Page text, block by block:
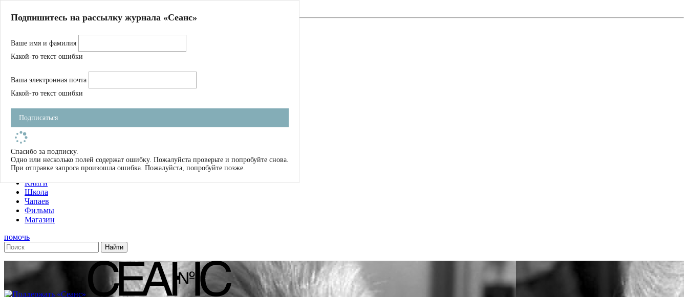
Магазин
Журнал
Школа
Устав
Фильмы
Имена
Тэги
О нас
Журнал
Книги
Школа
Чапаев
Фильмы
Магазин
помочь
Подпишитесь на рассылку журнала «Сеанс»
Ваше имя и фамилия
Какой-то текст ошибки
Ваша электронная почта
Какой-то текст ошибки
Подписаться
Спасибо за подписку.
Одно или несколько полей содержат ошибку. Пожалуйста проверьте и попробуйте снова.
При отправке запроса произошла ошибка. Пожалуйста, попробуйте позже.